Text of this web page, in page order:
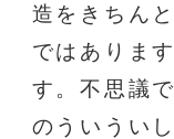
造をきちん
ではありま
す。不思議
のういうい